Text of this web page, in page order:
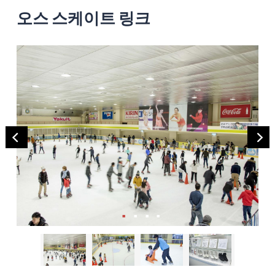
오스 스케이트 링크